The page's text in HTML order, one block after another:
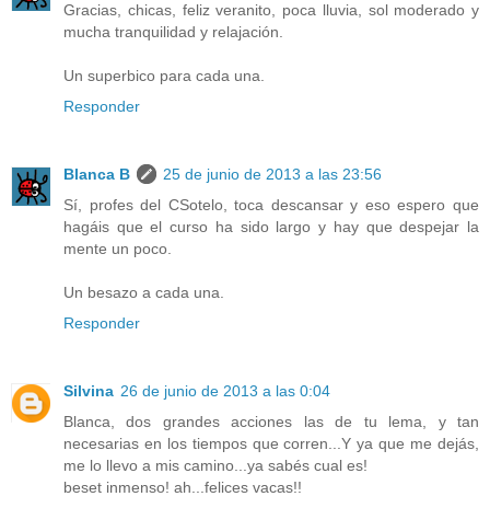
Gracias, chicas, feliz veranito, poca lluvia, sol moderado y
mucha tranquilidad y relajación.
Un superbico para cada una.
Responder
Blanca B
25 de junio de 2013 a las 23:56
Sí, profes del CSotelo, toca descansar y eso espero que
hagáis que el curso ha sido largo y hay que despejar la
mente un poco.
Un besazo a cada una.
Responder
Silvina 26 de junio de 2013 a las 0:04
Blanca, dos grandes acciones las de tu lema, y tan
necesarias en los tiempos que corren...Y ya que me dejás,
me lo llevo a mis camino...ya sabés cual es!
beset inmenso! ah...felices vacas!!